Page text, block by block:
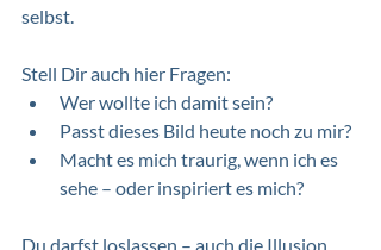
selbst.
Stell Dir auch hier Fragen:
Wer wollte ich damit sein?
Passt dieses Bild heute noch zu mir?
Macht es mich traurig, wenn ich es
sehe – oder inspiriert es mich?
Du darfst loslassen – auch die Illusion